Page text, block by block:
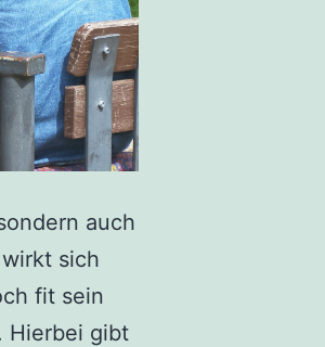
auch
sich
fit sein
Hierbei gibt